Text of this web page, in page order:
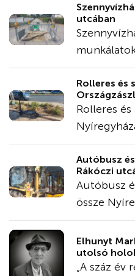
utcában
Rolleres és
Rolleres
Autóbusz
Rákóczi
Autóbusz
össze
Elhunyt
utolsó
„A száz év